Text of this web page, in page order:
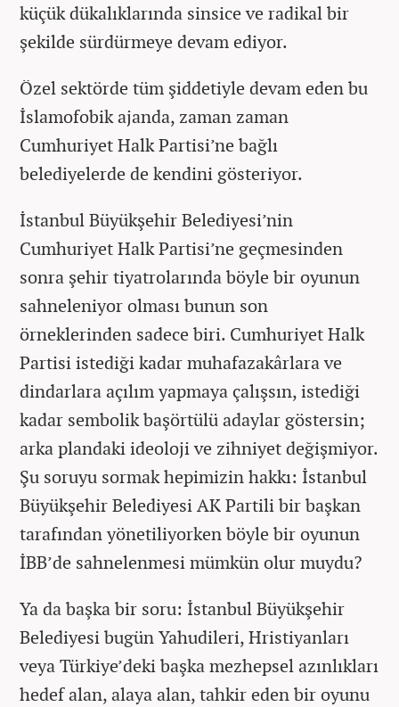
küçük dükalıklarında sinsice ve radikal bir
şekilde sürdürmeye devam ediyor.
Özel sektörde tüm şiddetiyle devam eden bu
İslamofobik ajanda, zaman zaman
Cumhuriyet Halk Partisi’ne bağlı
belediyelerde de kendini gösteriyor.
İstanbul Büyükşehir Belediyesi’nin
Cumhuriyet Halk Partisi’ne geçmesinden
sonra şehir tiyatrolarında böyle bir oyunun
sahneleniyor olması bunun son
örneklerinden sadece biri. Cumhuriyet Halk
Partisi istediği kadar muhafazakârlara ve
dindarlara açılım yapmaya çalışsın, istediği
kadar sembolik başörtülü adaylar göstersin;
arka plandaki ideoloji ve zihniyet değişmiyor.
Şu soruyu sormak hepimizin hakkı: İstanbul
Büyükşehir Belediyesi AK Partili bir başkan
tarafından yönetiliyorken böyle bir oyunun
İBB’de sahnelenmesi mümkün olur muydu?
Ya da başka bir soru: İstanbul Büyükşehir
Belediyesi bugün Yahudileri, Hristiyanları
veya Türkiye’deki başka mezhepsel azınlıkları
hedef alan, alaya alan, tahkir eden bir oyunu